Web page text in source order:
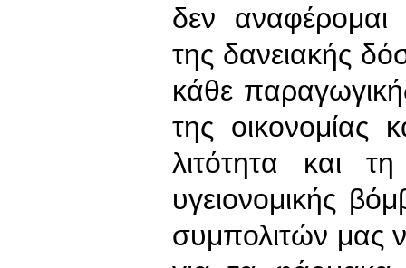
δεν
της δανειακής
κάθε
της οικονομίας
λιτότητα και
υγειονομικής
συμπολιτών μας